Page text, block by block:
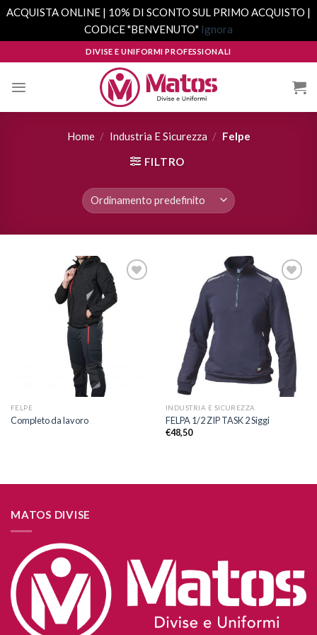
ACQUISTA ONLINE | 10% DI SCONTO SUL PRIMO ACQUISTO |
CODICE "BENVENUTO" Ignora
to
content
DIVISE E UNIFORMI PROFESSIONALI
Home / Industria E Sicurezza / Felpe
FILTRO
Aggiungi
alla lista
FELPE
Completo da lavoro
Aggiungi
alla lista
dei
desideri
INDUSTRIA E SICUREZZA
FELPA 1/2 ZIP TASK 2 Siggi
€48,50
MATOS DIVISE